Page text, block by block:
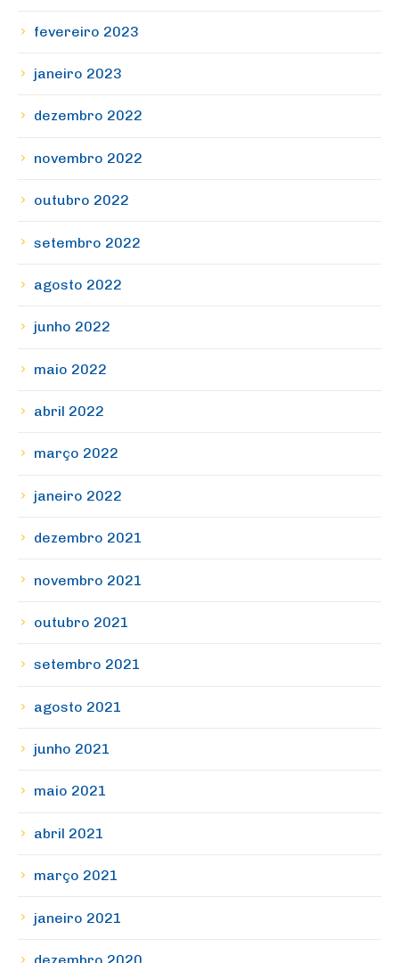
fevereiro 2023
janeiro 2023
dezembro 2022
novembro 2022
outubro 2022
setembro 2022
agosto 2022
junho 2022
maio 2022
abril 2022
março 2022
janeiro 2022
dezembro 2021
novembro 2021
outubro 2021
setembro 2021
agosto 2021
junho 2021
maio 2021
abril 2021
março 2021
janeiro 2021